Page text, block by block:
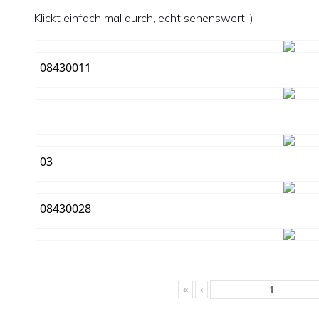
Klickt einfach mal durch, echt sehenswert !)
08430011
03
08430028
« ‹